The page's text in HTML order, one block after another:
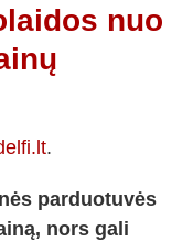
nuo
.
parduotuvės
nors gali